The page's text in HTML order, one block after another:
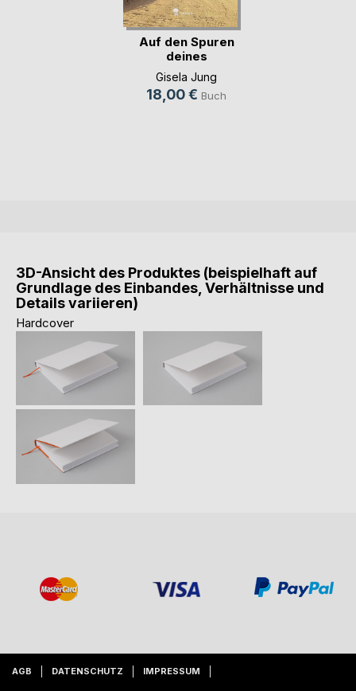
Auf den Spuren
deines
Seelenklangs(...)
Gisela Jung
18,00 € Buch
3D-Ansicht des Produktes (beispielhaft auf
Grundlage des Einbandes, Verhältnisse und
Details variieren)
Hardcover
AGB DATENSCHUTZ IMPRESSUM